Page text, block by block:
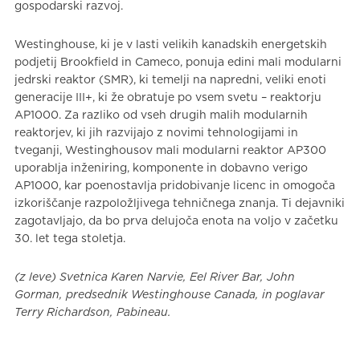
gospodarski razvoj.
Westinghouse, ki je v lasti velikih kanadskih energetskih
podjetij Brookfield in Cameco, ponuja edini mali modularni
jedrski reaktor (SMR), ki temelji na napredni, veliki enoti
generacije III+, ki že obratuje po vsem svetu – reaktorju
AP1000. Za razliko od vseh drugih malih modularnih
reaktorjev, ki jih razvijajo z novimi tehnologijami in
tveganji, Westinghousov mali modularni reaktor AP300
uporablja inženiring, komponente in dobavno verigo
AP1000, kar poenostavlja pridobivanje licenc in omogoča
izkoriščanje razpoložljivega tehničnega znanja. Ti dejavniki
zagotavljajo, da bo prva delujoča enota na voljo v začetku
30. let tega stoletja.
(z leve) Svetnica Karen Narvie, Eel River Bar, John
Gorman, predsednik Westinghouse Canada, in poglavar
Terry Richardson, Pabineau.